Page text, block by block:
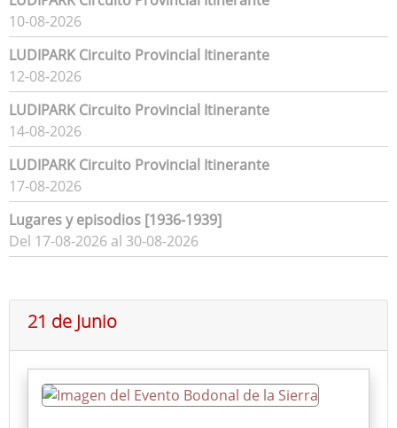
10-08-2026
LUDIPARK Circuito Provincial Itinerante
12-08-2026
LUDIPARK Circuito Provincial Itinerante
14-08-2026
LUDIPARK Circuito Provincial Itinerante
17-08-2026
Lugares y episodios [1936-1939]
Del 17-08-2026 al 30-08-2026
21 de Junio